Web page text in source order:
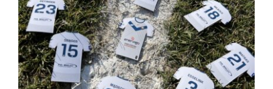
MAGNES KOSZULKA ZAWODNIK